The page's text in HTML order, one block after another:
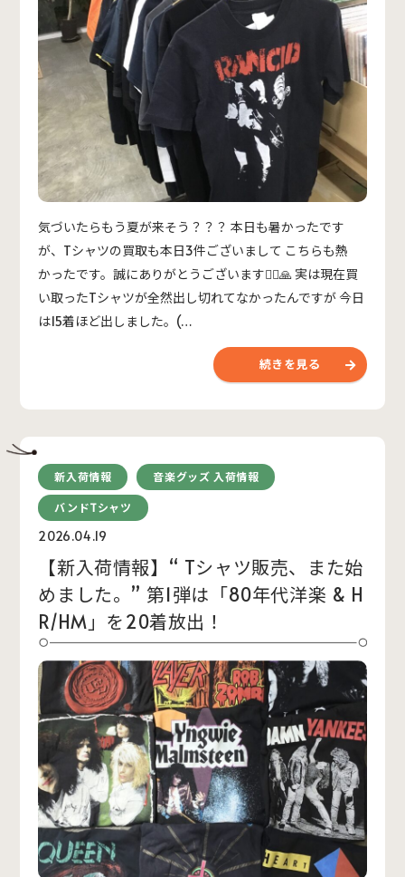
気づいたらもう夏が来そう？？？ 本日も暑かったです
が、Tシャツの買取も本日3件ございまして こちらも熱
かったです。誠にありがとうございます🙇‍♂️🙏 実は現在買
い取ったTシャツが全然出し切れてなかったんですが 今日
は15着ほど出しました。(…
続きを見る
新入荷情報 音楽グッズ 入荷情報
バンドTシャツ
2026.04.19
【新入荷情報】“ Tシャツ販売、また始
めました。” 第1弾は「80年代洋楽 & H
R/HM」を20着放出！